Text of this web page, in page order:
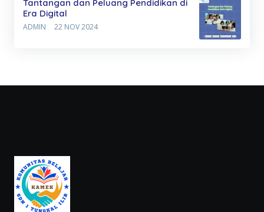
Tantangan dan Peluang Pendidikan di
Era Digital
ADMIN 22 NOV 2024